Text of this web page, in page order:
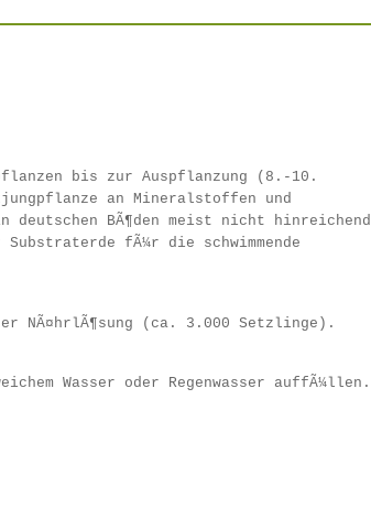
bis zur Auspflanzung (8.-10.
an Mineralstoffen und
deutschen BÃ¶den meist nicht hinreichend
fÃ¼r die schwimmende
NÃ¤hrlÃ¶sung (ca. 3.000 Setzlinge).
Wasser oder Regenwasser auffÃ¼llen.